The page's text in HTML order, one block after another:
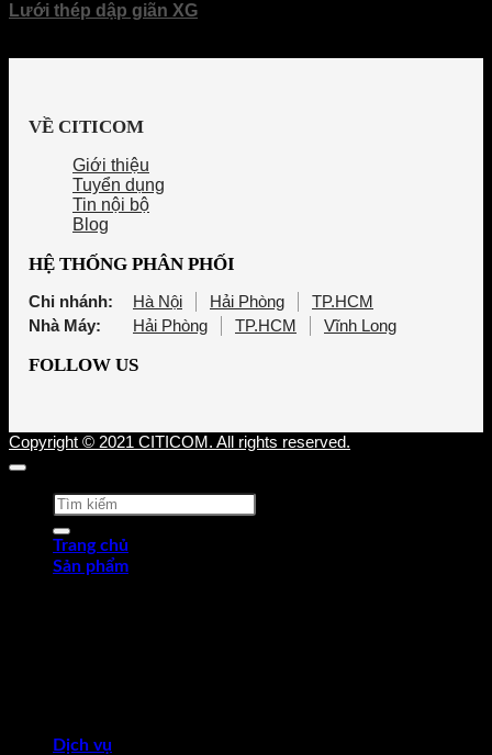
Lưới thép dập giãn XG
VỀ CITICOM
Giới thiệu
Tuyển dụng
Tin nội bộ
Blog
HỆ THỐNG PHÂN PHỐI
Chi nhánh: Hà Nội Hải Phòng
TP.HCM
Nhà Máy:
Hải Phòng TP.HCM Vĩnh Long
FOLLOW US
Copyright © 2021 CITICOM. All rights reserved.
Tìm
kiếm:
Trang chủ
Sản phẩm
Dịch vụ